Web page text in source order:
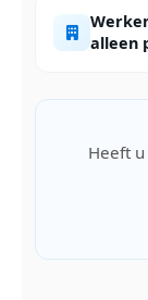
alleen
Heeft